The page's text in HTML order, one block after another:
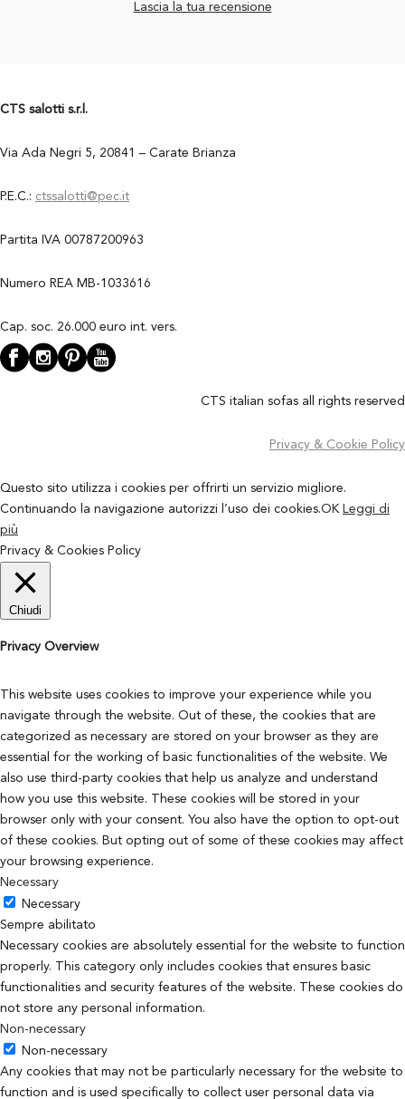
Lascia la tua recensione
CTS salotti s.r.l.
Via Ada Negri 5, 20841 – Carate Brianza
P.E.C.: ctssalotti@pec.it
Partita IVA 00787200963
Numero REA MB-1033616
Cap. soc. 26.000 euro int. vers.
CTS italian sofas all rights reserved
Privacy & Cookie Policy
Questo sito utilizza i cookies per offrirti un servizio migliore.
Continuando la navigazione autorizzi l’uso dei cookies.OK Leggi di
più
Privacy & Cookies Policy
Chiudi
Privacy Overview
This website uses cookies to improve your experience while you
navigate through the website. Out of these, the cookies that are
categorized as necessary are stored on your browser as they are
essential for the working of basic functionalities of the website. We
also use third-party cookies that help us analyze and understand
how you use this website. These cookies will be stored in your
browser only with your consent. You also have the option to opt-out
of these cookies. But opting out of some of these cookies may affect
your browsing experience.
Necessary
Necessary
Sempre abilitato
Necessary cookies are absolutely essential for the website to function
properly. This category only includes cookies that ensures basic
functionalities and security features of the website. These cookies do
not store any personal information.
Non-necessary
Non-necessary
Any cookies that may not be particularly necessary for the website to
function and is used specifically to collect user personal data via